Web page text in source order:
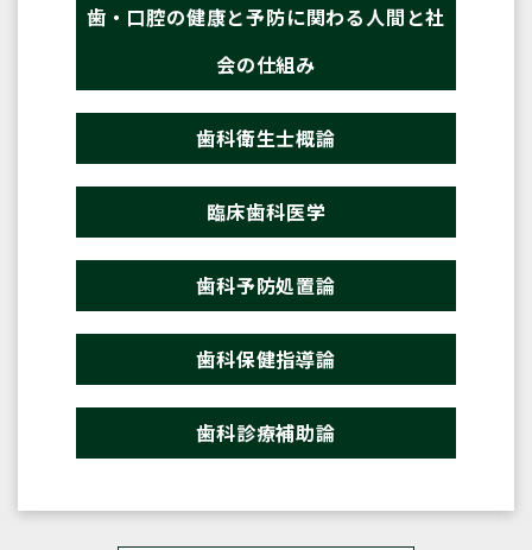
歯・口腔の健康と予防に関わる人間と社
会の仕組み
歯科衛生士概論
臨床歯科医学
歯科予防処置論
歯科保健指導論
歯科診療補助論